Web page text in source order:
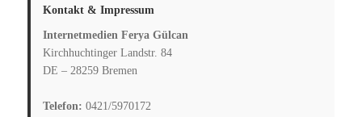
Kontakt & Impressum
Internetmedien Ferya Gülcan
Kirchhuchtinger Landstr. 84
DE – 28259 Bremen
Telefon: 0421/5970172